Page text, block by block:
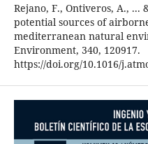
Rejano, F., Ontiveros, A., ...
potential sources of
mediterranean natural
Environment, 340, 120917.
https://doi.org/10.1016/